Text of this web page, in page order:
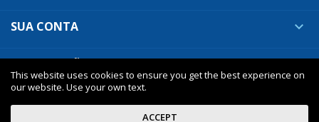
SUA CONTA 
Nuveo - premium Prestashop theme
This website uses cookies to ensure you get the best experience on
our website. Use your own text.
ACCEPT